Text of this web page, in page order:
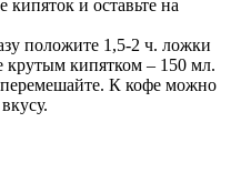
кипяток и оставьте на
положите 1,5-2 ч. ложки
крутым кипятком – 150 мл.
К кофе можно